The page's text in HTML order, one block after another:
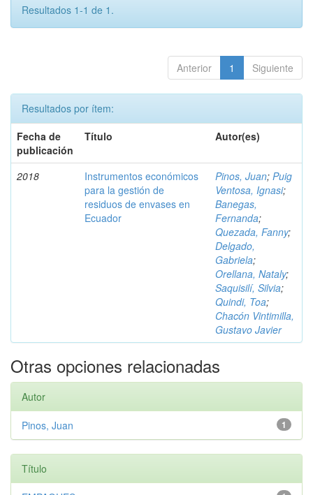
Resultados 1-1 de 1.
Anterior 1 Siguiente
Resultados por ítem:
Fecha de
publicación
Título Autor(es)
2018
Instrumentos económicos
para la gestión de
residuos de envases en
Ecuador
Pinos, Juan; Puig
Ventosa, Ignasi;
Banegas,
Fernanda;
Quezada, Fanny;
Delgado,
Gabriela;
Orellana, Nataly;
Saquisilí, Silvia;
Quindi, Toa;
Chacón Vintimilla,
Gustavo Javier
Otras opciones relacionadas
Autor
1
Pinos, Juan
Título